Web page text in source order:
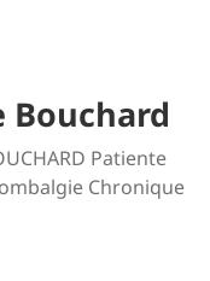
Bouchard
Patiente
Chronique